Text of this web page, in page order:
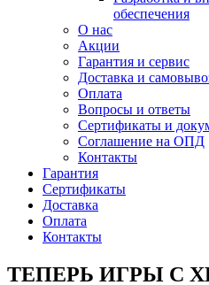
обеспечения
О нас
Акции
Гарантия и сервис
Доставка и
Оплата
Вопросы и ответы
Сертификаты и
Соглашение на ОПД
Контакты
Гарантия
Сертификаты
Доставка
Оплата
Контакты
ТЕПЕРЬ ИГРЫ С